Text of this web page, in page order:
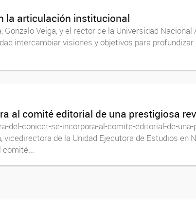
la articulación institucional
Gonzalo Veiga, y el rector de la Universidad
intercambiar visiones y objetivos para
al comité editorial de una prestigiosa
del-conicet-se-incorpora-al-comite-editorial-de-
de la Unidad Ejecutora de Estudios en
comité...